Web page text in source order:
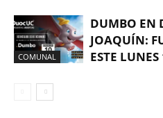
COMUNAL
DUMBO EN
JOAQUÍN:
ESTE